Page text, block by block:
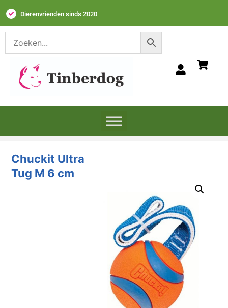
Dierenvrienden sinds 2020
Chuckit Ultra
Tug M 6 cm